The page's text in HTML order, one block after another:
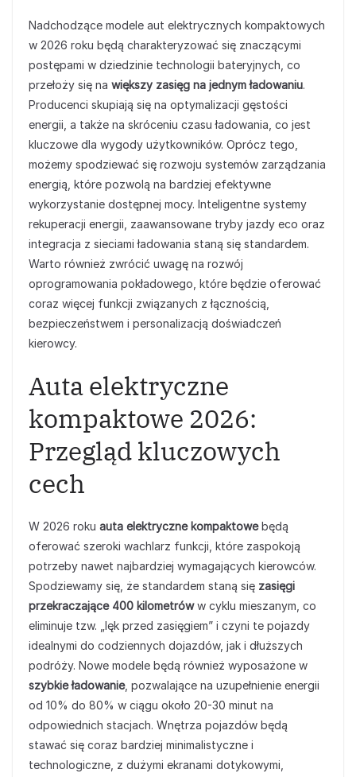
Nadchodzące modele aut elektrycznych kompaktowych
w 2026 roku będą charakteryzować się znaczącymi
postępami w dziedzinie technologii bateryjnych, co
przełoży się na większy zasięg na jednym ładowaniu.
Producenci skupiają się na optymalizacji gęstości
energii, a także na skróceniu czasu ładowania, co jest
kluczowe dla wygody użytkowników. Oprócz tego,
możemy spodziewać się rozwoju systemów zarządzania
energią, które pozwolą na bardziej efektywne
wykorzystanie dostępnej mocy. Inteligentne systemy
rekuperacji energii, zaawansowane tryby jazdy eco oraz
integracja z sieciami ładowania staną się standardem.
Warto również zwrócić uwagę na rozwój
oprogramowania pokładowego, które będzie oferować
coraz więcej funkcji związanych z łącznością,
bezpieczeństwem i personalizacją doświadczeń
kierowcy.
Auta elektryczne
kompaktowe 2026:
Przegląd kluczowych
cech
W 2026 roku auta elektryczne kompaktowebędą
oferować szeroki wachlarz funkcji, które zaspokoją
potrzeby nawet najbardziej wymagających kierowców.
Spodziewamy się, że standardem staną się zasięgi
przekraczające 400 kilometróww cyklu mieszanym, co
eliminuje tzw. „lęk przed zasięgiem” i czyni te pojazdy
idealnymi do codziennych dojazdów, jak i dłuższych
podróży. Nowe modele będą również wyposażone w
szybkie ładowanie, pozwalające na uzupełnienie energii
od 10% do 80% w ciągu około 20-30 minut na
odpowiednich stacjach. Wnętrza pojazdów będą
stawać się coraz bardziej minimalistyczne i
technologiczne, z dużymi ekranami dotykowymi,